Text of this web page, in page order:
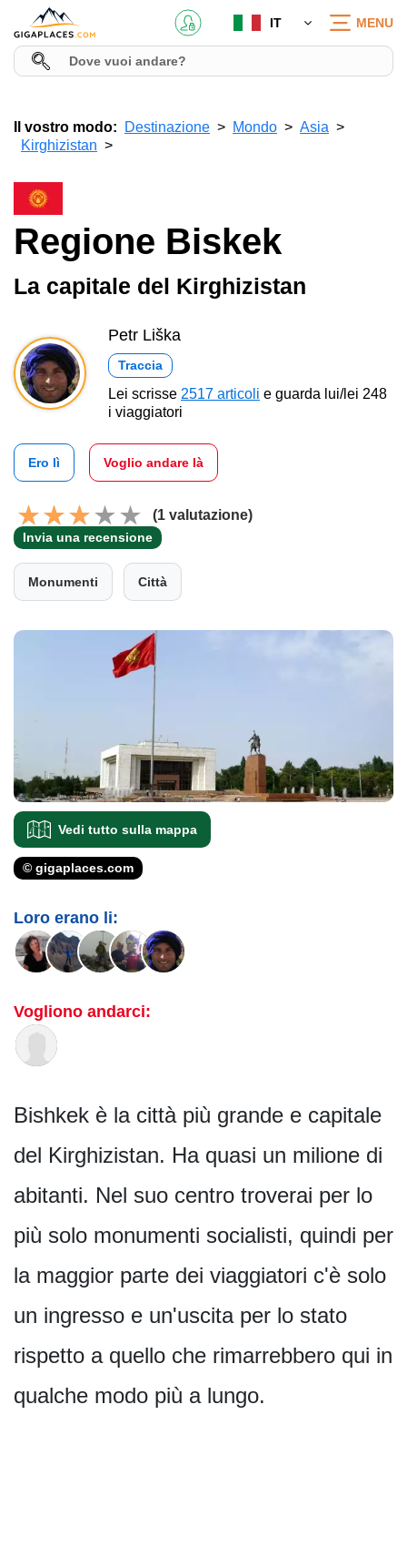
IT MENU
Il vostro modo: Destinazione Mondo
Asia
Kirghizistan
Regione Biskek
La capitale del Kirghizistan
Petr Liška
Traccia
Lei scrisse 2517 articoli e guarda lui/lei 248
i viaggiatori
Ero lì Voglio andare là
(1 valutazione)
Invia una recensione
Monumenti Città
Vedi tutto sulla mappa
© gigaplaces.com
Loro erano li:
Vogliono andarci:
Bishkek è la città più grande e capitale
del Kirghizistan. Ha quasi un milione di
abitanti. Nel suo centro troverai per lo
più solo monumenti socialisti, quindi per
la maggior parte dei viaggiatori c'è solo
un ingresso e un'uscita per lo stato
rispetto a quello che rimarrebbero qui in
qualche modo più a lungo.